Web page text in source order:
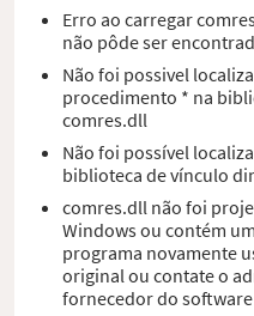
Erro ao carregar
não pôde ser
Não foi possivel
procedimento * na
comres.dll
Não foi possível
biblioteca de vínculo
comres.dll não foi
Windows ou contém
programa novamente
original ou contate o
fornecedor do